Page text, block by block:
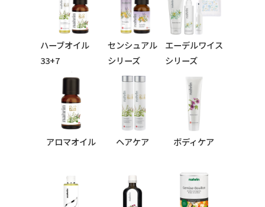
ハーブオイル
33+7
シリーズ
センシュアル
シリーズ
エーデルワイス
シリーズ
アロマオイル ヘアケア ボディケア